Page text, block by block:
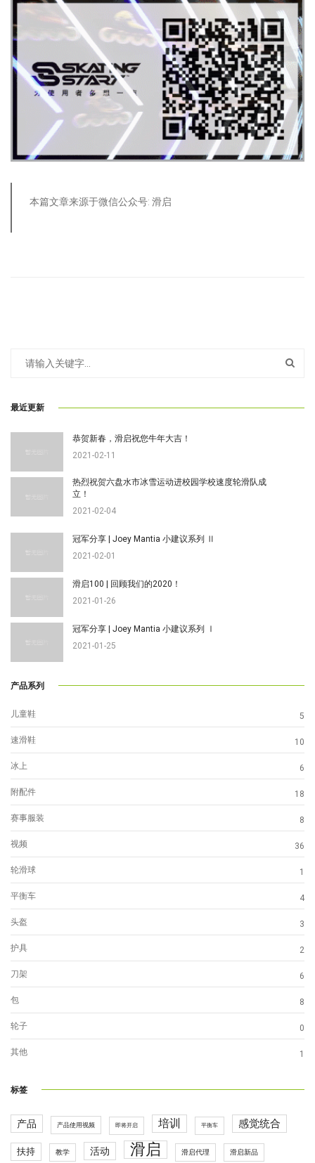
本篇文章来源于微信公众号: 滑启
最近更新
恭贺新春，滑启祝您牛年大吉！
2021-02-11
热烈祝贺六盘水市冰雪运动进校园学校速度轮滑队成
立！
2021-02-04
冠军分享 | Joey Mantia 小建议系列 Ⅱ
2021-02-01
滑启100 | 回顾我们的2020！
2021-01-26
冠军分享 | Joey Mantia 小建议系列 Ⅰ
2021-01-25
产品系列
儿童鞋 5
速滑鞋 10
冰上 6
附配件 18
赛事服装 8
视频 36
轮滑球 1
平衡车 4
头盔 3
护具 2
刀架 6
包 8
轮子 0
其他 1
标签
产品 产品使用视频 即将开启 培训 平衡车 感觉统合
扶持 教学 活动 滑启 滑启代理 滑启新品